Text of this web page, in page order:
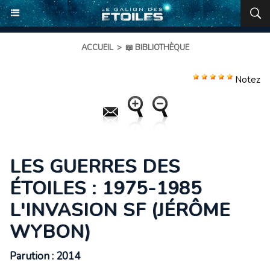
ACCUEIL > 📖 BIBLIOTHÈQUE
Notez
LES GUERRES DES
ÉTOILES : 1975-1985
L'INVASION SF (JÉRÔME
WYBON)
Parution : 2014